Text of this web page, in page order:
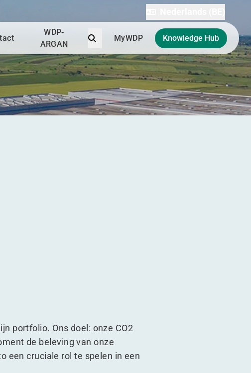
WDP-
ARGAN
ZoekMyWDP Knowledge Hub
portfolio. Ons doel: onze CO2
de beleving van onze
een cruciale rol te spelen in een